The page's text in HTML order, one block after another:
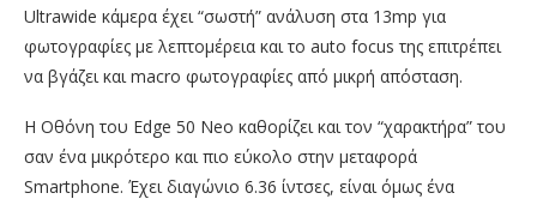
Ultrawide κάμερα έχει “σωστή” ανάλυση στα 13mp για
φωτογραφίες με λεπτομέρεια και το auto focus της επιτρέπει
να βγάζει και macro φωτογραφίες από μικρή απόσταση.
Η Οθόνη του Edge 50 Neo καθορίζει και τον “χαρακτήρα” του
σαν ένα μικρότερο και πιο εύκολο στην μεταφορά
Smartphone. Έχει διαγώνιο 6.36 ίντσες, είναι όμως ένα